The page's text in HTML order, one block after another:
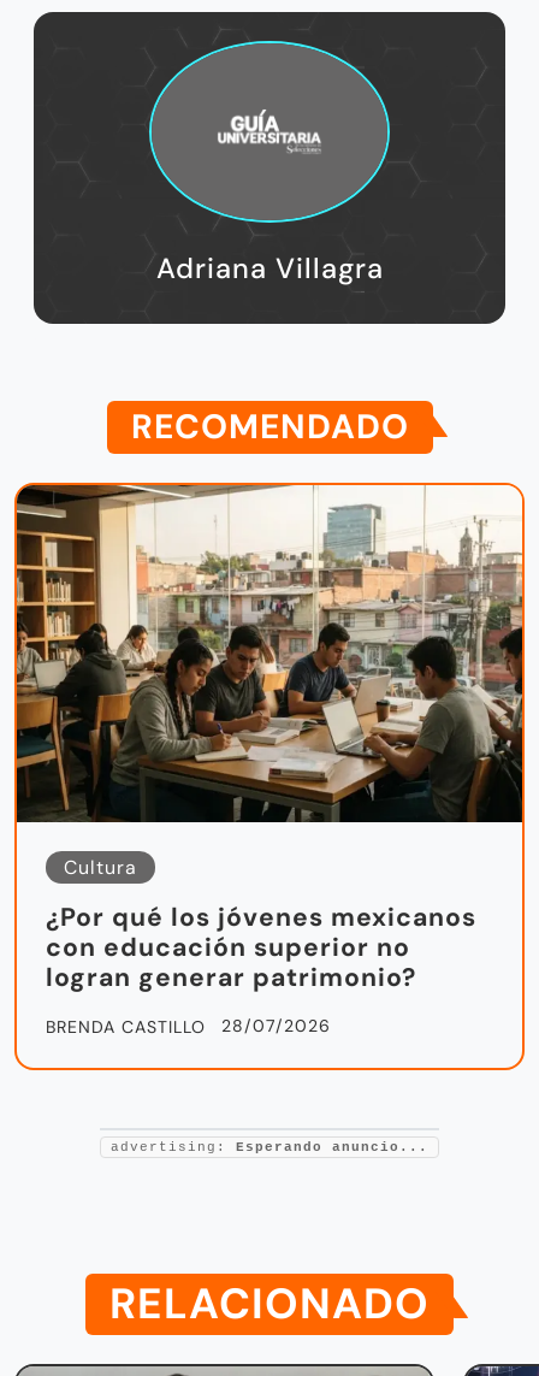
Adriana Villagra
RECOMENDADO
Cultura
¿Por qué los jóvenes mexicanos
con educación superior no
logran generar patrimonio?
BRENDA CASTILLO 28/07/2026
advertising: Esperando anuncio...
RELACIONADO